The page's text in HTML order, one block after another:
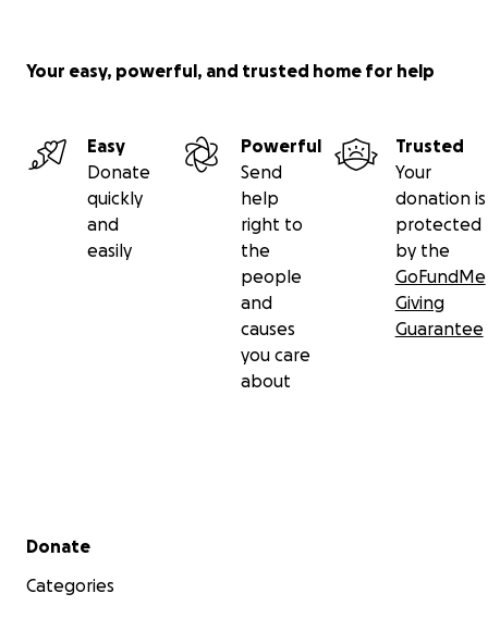
Your easy, powerful, and trusted home for help
Easy
Donate
quickly
and
easily
Powerful
Send
help
right to
the
people
and
causes
you care
about
Trusted
Your
donation is
protected
by the
GoFundMe
Giving
Guarantee
Secondary menu
Donate
Categories